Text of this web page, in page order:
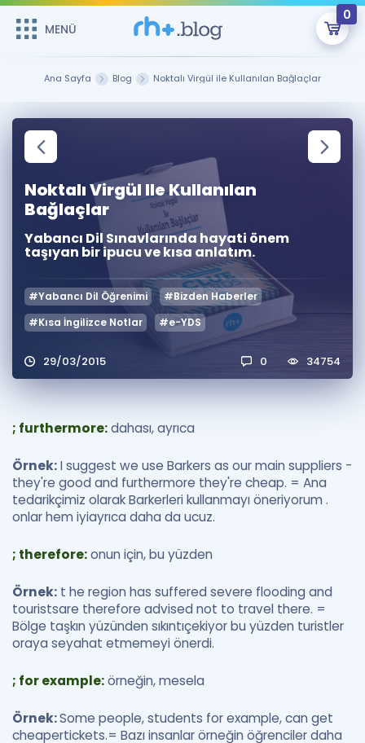
MENÜ
0
Şifremi Hatırlamıyorum
GİRİŞ YAP
ÜYE DEĞİLİM
Sepetin Şu An Boş.
Remzi Hoca ile seni sınava hazırlayacak onlarca eğitim seni
bekliyor!
MENÜ
Çalışma Paketleri
Kitaplar ve Kaynaklar
Katılımcı Görüşleri
Faydalı Araçlar
Ücretsiz Kaynaklar
Puan Hesaplama
Kampanyalar
Blog
İngilizce Gramer
Blog
İngilizce Gramer
Hakkımızda
Kariyer
Soru & Cevap
Ana Sayfa Blog Noktalı Virgül ile Kullanılan Bağlaçlar
Noktalı Virgül Ile Kullanılan
Bağlaçlar
Yabancı Dil Sınavlarında hayati önem
taşıyan bir ipucu ve kısa anlatım.
#Yabancı Dil Öğrenimi
#Bizden Haberler
#Kısa İngilizce Notlar
#e-YDS
29/03/2015 0 34754
; furthermore:dahası, ayrıca
Örnek:I suggest we use Barkers as our main suppliers -
they're good and furthermore they're cheap. = Ana
tedarikçimiz olarak Barkerleri kullanmayı öneriyorum .
onlar hem iyiayrıca daha da ucuz.
; therefore:onun için, bu yüzden
Örnek: t he region has suffered severe flooding and
touristsare therefore advised not to travel there. =
Bölge taşkın yüzünden sıkıntıçekiyor bu yüzden turistler
oraya seyahat etmemeyi önerdi.
; for example:örneğin, mesela
Örnek:Some people, students for example, can get
cheapertickets.= Bazı insanlar örneğin öğrenciler daha